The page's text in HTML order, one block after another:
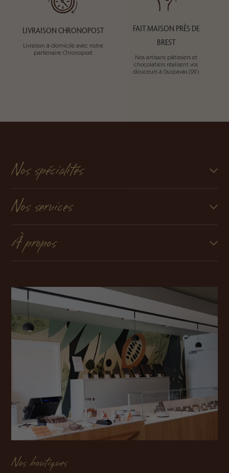
LIVRAISON CHRONOPOST
Livraison à domicile avec notre
partenaire Chronopost
FAIT MAISON PRÈS DE
BREST
Nos artisans pâtissiers et
chocolatiers réalisent vos
douceurs à Guipavas (29)
Nos spécialités
Nos services
À propos
Nos boutiques